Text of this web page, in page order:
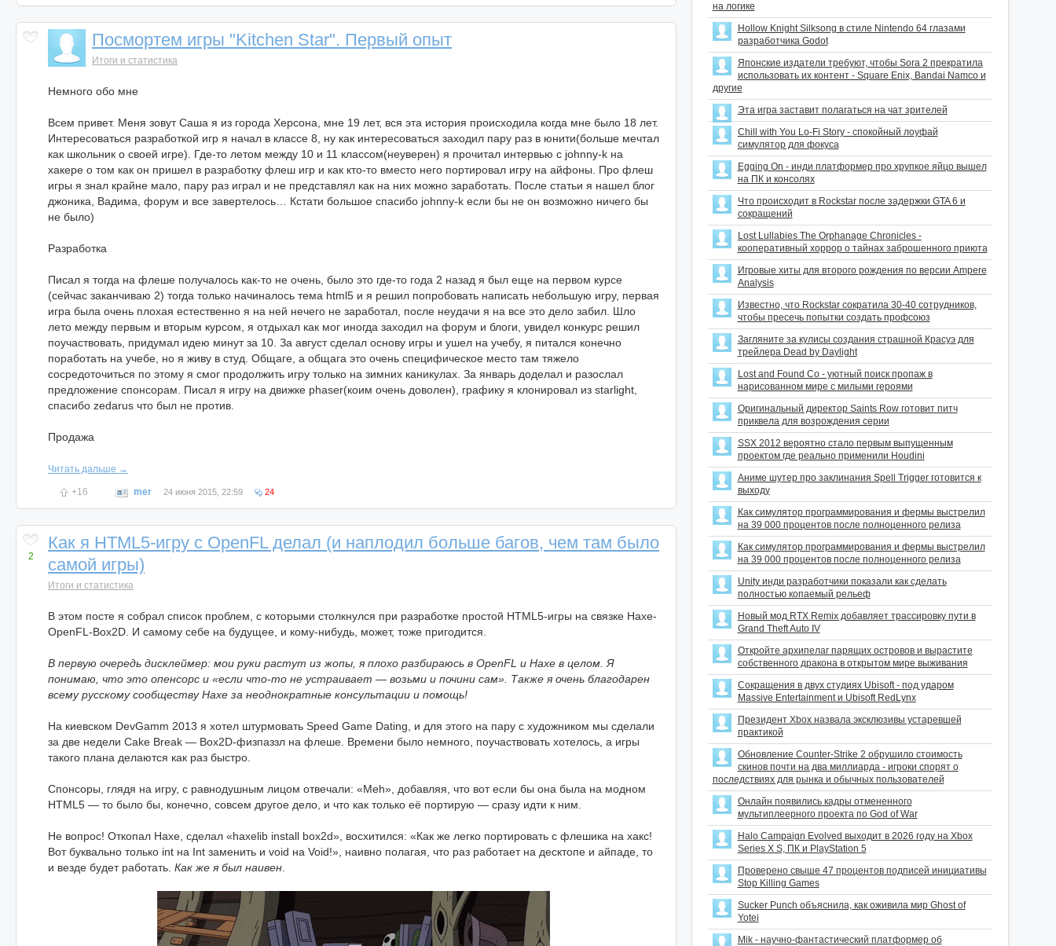
Посмортем игры "Kitchen Star". Первый опыт
Итоги и статистика
Немного обо мне
Всем привет. Меня зовут Саша я из города Херсона, мне 19 лет, вся эта история происходила когда мне было 18 лет.
Интересоваться разработкой игр я начал в классе 8, ну как интересоваться заходил пару раз в юнити(больше мечтал
как школьник о своей игре). Где-то летом между 10 и 11 классом(неуверен) я прочитал интервью с johnny-k на
хакере о том как он пришел в разработку флеш игр и как кто-то вместо него портировал игру на айфоны. Про флеш
игры я знал крайне мало, пару раз играл и не представлял как на них можно заработать. После статьи я нашел блог
джоника, Вадима, форум и все завертелось… Кстати большое спасибо johnny-k если бы не он возможно ничего бы
не было)
Разработка
Писал я тогда на флеше получалось как-то не очень, было это где-то года 2 назад я был еще на первом курсе
(сейчас заканчиваю 2) тогда только начиналось тема html5 и я решил попробовать написать небольшую игру, первая
игра была очень плохая естественно я на ней нечего не заработал, после неудачи я на все это дело забил. Шло
лето между первым и вторым курсом, я отдыхал как мог иногда заходил на форум и блоги, увидел конкурс решил
поучаствовать, придумал идею минут за 10. За август сделал основу игры и ушел на учебу, я питался конечно
поработать на учебе, но я живу в студ. Общаге, а общага это очень специфическое место там тяжело
сосредоточиться по этому я смог продолжить игру только на зимних каникулах. За январь доделал и разослал
предложение спонсорам. Писал я игру на движке phaser(коим очень доволен), графику я клонировал из starlight,
спасибо zedarus что был не против.
Продажа
Читать дальше →
+16 mer 24 июня 2015, 22:59 24
Как я HTML5-игру с OpenFL делал (и наплодил больше багов, чем там было
самой игры)
2
Итоги и статистика
В этом посте я собрал список проблем, с которыми столкнулся при разработке простой HTML5-игры на связке Haxe-
OpenFL-Box2D. И самому себе на будущее, и кому-нибудь, может, тоже пригодится.
В первую очередь дисклеймер: мои руки растут из жопы, я плохо разбираюсь в OpenFL и Haxe в целом. Я
понимаю, что это опенсорс и «если что-то не устраивает — возьми и почини сам». Также я очень благодарен
всему русскому сообществу Haxe за неоднократные консультации и помощь!
На киевском DevGamm 2013 я хотел штурмовать Speed Game Dating, и для этого на пару с художником мы сделали
за две недели Cake Break — Box2D-физпаззл на флеше. Времени было немного, поучаствовать хотелось, а игры
такого плана делаются как раз быстро.
Спонсоры, глядя на игру, с равнодушным лицом отвечали: «Meh», добавляя, что вот если бы она была на модном
HTML5 — то было бы, конечно, совсем другое дело, и что как только её портирую — сразу идти к ним.
Не вопрос! Откопал Haxe, сделал «haxelib install box2d», восхитился: «Как же легко портировать с флешика на хакс!
Вот буквально только int на Int заменить и void на Void!», наивно полагая, что раз работает на десктопе и айпаде, то
и везде будет работать. Как же я был наивен.
на логике
Hollow Knight Silksong в стиле Nintendo 64 глазами
разработчика Godot
Японские издатели требуют, чтобы Sora 2 прекратила
использовать их контент - Square Enix, Bandai Namco и
другие
Эта игра заставит полагаться на чат зрителей
Chill with You Lo-Fi Story - спокойный лоуфай
симулятор для фокуса
Egging On - инди платформер про хрупкое яйцо вышел
на ПК и консолях
Что происходит в Rockstar после задержки GTA 6 и
сокращений
Lost Lullabies The Orphanage Chronicles -
кооперативный хоррор о тайнах заброшенного приюта
Игровые хиты для второго рождения по версии Ampere
Analysis
Известно, что Rockstar сократила 30-40 сотрудников,
чтобы пресечь попытки создать профсоюз
Загляните за кулисы создания страшной Красуэ для
трейлера Dead by Daylight
Lost and Found Co - уютный поиск пропаж в
нарисованном мире с милыми героями
Оригинальный директор Saints Row готовит питч
приквела для возрождения серии
SSX 2012 вероятно стало первым выпущенным
проектом где реально применили Houdini
Аниме шутер про заклинания Spell Trigger готовится к
выходу
Как симулятор программирования и фермы выстрелил
на 39 000 процентов после полноценного релиза
Как симулятор программирования и фермы выстрелил
на 39 000 процентов после полноценного релиза
Unity инди разработчики показали как сделать
полностью копаемый рельеф
Новый мод RTX Remix добавляет трассировку пути в
Grand Theft Auto IV
Откройте архипелаг парящих островов и вырастите
собственного дракона в открытом мире выживания
Сокращения в двух студиях Ubisoft - под ударом
Massive Entertainment и Ubisoft RedLynx
Президент Xbox назвала эксклюзивы устаревшей
практикой
Обновление Counter-Strike 2 обрушило стоимость
скинов почти на два миллиарда - игроки спорят о
последствиях для рынка и обычных пользователей
Онлайн появились кадры отмененного
мультиплеерного проекта по God of War
Halo Campaign Evolved выходит в 2026 году на Xbox
Series X S, ПК и PlayStation 5
Проверено свыше 47 процентов подписей инициативы
Stop Killing Games
Sucker Punch объяснила, как оживила мир Ghost of
Yotei
Mik - научно-фантастический платформер об